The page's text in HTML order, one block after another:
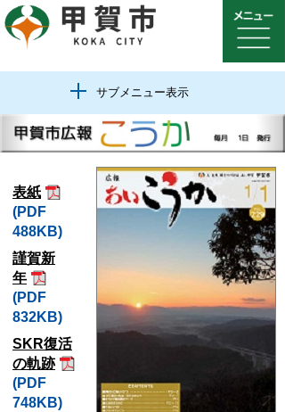
サブメニュー表示
表紙
(PDF
488KB)
謹賀新
年
(PDF
832KB)
SKR復活
の軌跡
(PDF
748KB)